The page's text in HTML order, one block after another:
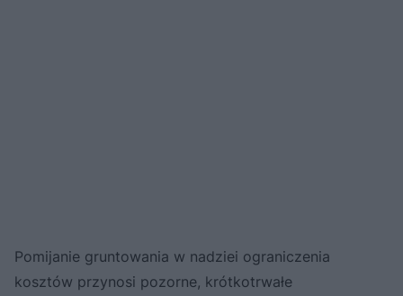
Pomijanie gruntowania w nadziei ograniczenia
kosztów przynosi pozorne, krótkotrwałe